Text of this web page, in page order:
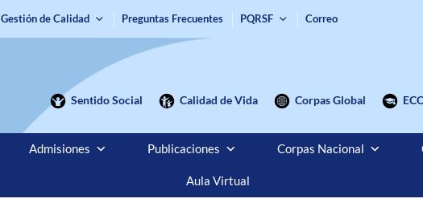
Gestión de Calidad Preguntas Frecuentes PQRSF Correo
Sentido Social Calidad de Vida Corpas Global
Admisiones Publicaciones Corpas Nacional
Aula Virtual